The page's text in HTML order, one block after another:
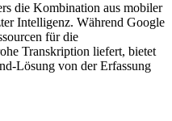
die Kombination aus mobiler
Intelligenz. Während Google
für die
Transkription liefert, bietet
Lösung von der Erfassung